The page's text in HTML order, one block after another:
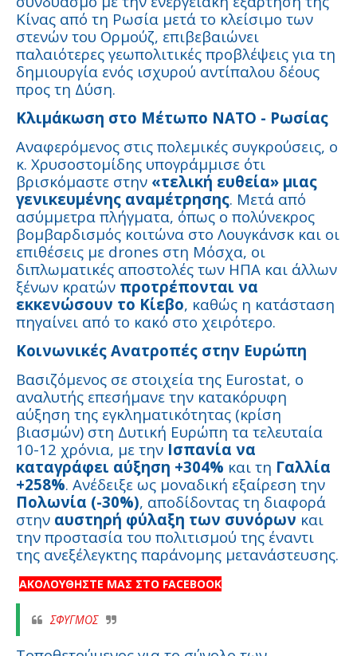
Κίνας από τη Ρωσία μετά το κλείσιμο των
στενών του Ορμούζ, επιβεβαιώνει
παλαιότερες γεωπολιτικές προβλέψεις για τη
δημιουργία ενός ισχυρού αντίπαλου δέους
προς τη Δύση.
Κλιμάκωση στο Μέτωπο ΝΑΤΟ - Ρωσίας
Αναφερόμενος στις πολεμικές συγκρούσεις, ο
κ. Χρυσοστομίδης υπογράμμισε ότι
βρισκόμαστε στην «τελική ευθεία» μιας
γενικευμένης αναμέτρησης. Μετά από
ασύμμετρα πλήγματα, όπως ο πολύνεκρος
βομβαρδισμός κοιτώνα στο Λουγκάνσκ και οι
επιθέσεις με drones στη Μόσχα, οι
διπλωματικές αποστολές των ΗΠΑ και άλλων
ξένων κρατών προτρέπονται να
εκκενώσουν το Κίεβο, καθώς η κατάσταση
πηγαίνει από το κακό στο χειρότερο.
Κοινωνικές Ανατροπές στην Ευρώπη
Βασιζόμενος σε στοιχεία της Eurostat, ο
αναλυτής επεσήμανε την κατακόρυφη
αύξηση της εγκληματικότητας (κρίση
βιασμών) στη Δυτική Ευρώπη τα τελευταία
10-12 χρόνια, με την Ισπανία να
καταγράφει αύξηση +304% και τη Γαλλία
+258%. Ανέδειξε ως μοναδική εξαίρεση την
Πολωνία (-30%), αποδίδοντας τη διαφορά
στην αυστηρή φύλαξη των συνόρων και
την προστασία του πολιτισμού της έναντι
της ανεξέλεγκτης παράνομης μετανάστευσης.
ΑΚΟΛΟΥΘΗΣΤΕ ΜΑΣ ΣΤΟ FACEBOOK
ΣΦΥΓΜΟΣ